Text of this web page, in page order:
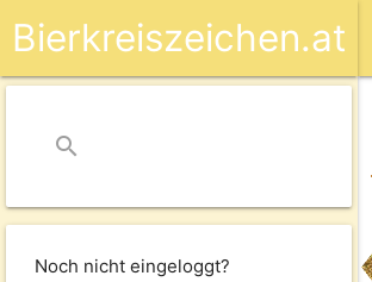
Bierkreiszeichen.at
search
Noch nicht eingeloggt?